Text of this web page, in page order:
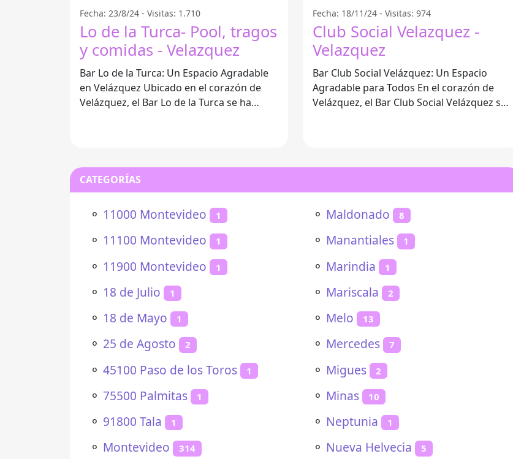
Fecha: 23/8/24 - Visitas: 1.710
Lo de la Turca- Pool, tragos
y comidas - Velazquez
Bar Lo de la Turca: Un Espacio Agradable
en Velázquez Ubicado en el corazón de
Velázquez, el Bar Lo de la Turca se ha
Fecha: 18/11/24 - Visitas: 974
Club Social Velazquez -
Velazquez
Bar Club Social Velázquez: Un Espacio
Agradable para Todos En el corazón de
Velázquez, el Bar Club Social Velázquez se
CATEGORÍAS
⚬ 11000 Montevideo 1
⚬ 11100 Montevideo 1
⚬ 11900 Montevideo 1
⚬ 18 de Julio 1
⚬ 18 de Mayo 1
⚬ 25 de Agosto 2
⚬ 45100 Paso de los Toros 1
⚬ 75500 Palmitas 1
⚬ 91800 Tala 1
⚬ Montevideo 314
⚬ Maldonado 8
⚬ Manantiales 1
⚬ Marindia 1
⚬ Mariscala 2
⚬ Melo 13
⚬ Mercedes 7
⚬ Migues 2
⚬ Minas 10
⚬ Neptunia 1
⚬ Nueva Helvecia 5